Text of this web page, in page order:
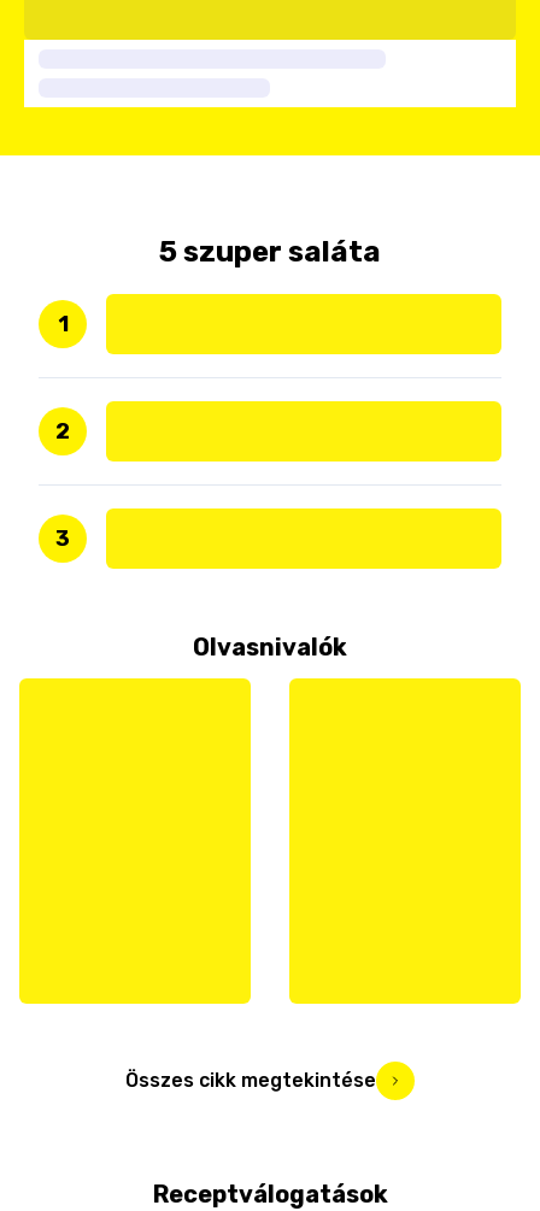
5 szuper saláta
1
2
3
Olvasnivalók
Összes cikk megtekintése
Receptválogatások